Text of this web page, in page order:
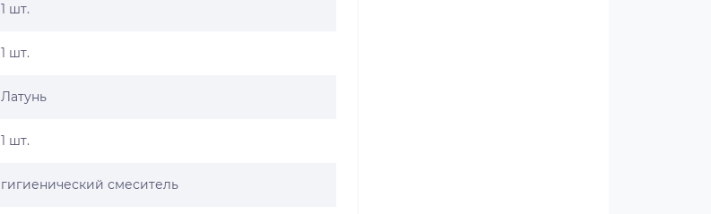
1 шт.
1 шт.
Латунь
1 шт.
гигиенический смеситель